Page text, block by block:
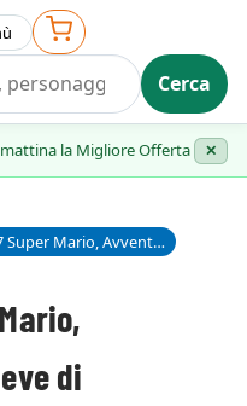
Cerca
la Migliore Offerta ✕
LEGO 71417 Super Mario, Avventura sulla Neve di Tricherino
di